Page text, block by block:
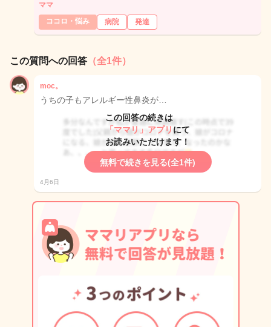
ママ
ココロ・悩み
病院 発達
この質問への回答 （全1件）
moc。
うちの子もアレルギー性鼻炎が…
この回答の続きは
「ママリ」アプリ にて
お読みいただけます！
無料で続きを見る(全1件)
4月6日